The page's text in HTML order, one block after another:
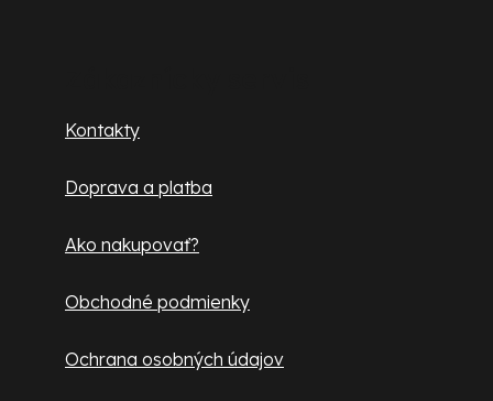
Kontakty
Doprava a platba
Ako nakupovať?
Obchodné podmienky
Ochrana osobných údajov